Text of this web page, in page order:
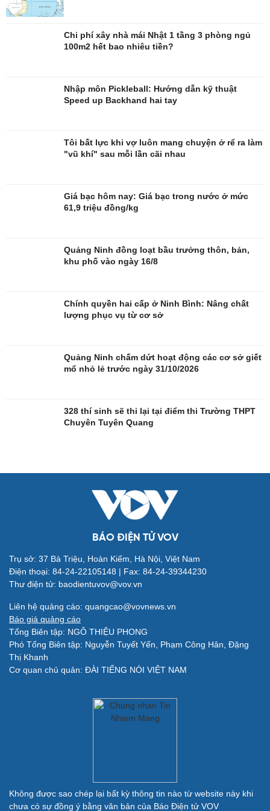
Tình yêu - Gia đình
Văn học
Du lịch
Quân sự - Quốc phòng
Vũ khí
Chi phí xây nhà mái Nhật 1 tầng 3 phòng ngủ
100m2 hết bao nhiêu tiền?
Nhập môn Pickleball: Hướng dẫn kỹ thuật
Speed up Backhand hai tay
Tôi bất lực khi vợ luôn mang chuyện ở rể ra làm
"vũ khí" sau mỗi lần cãi nhau
Giá bạc hôm nay: Giá bạc trong nước ở mức
61,9 triệu đồng/kg
Quảng Ninh đồng loạt bầu trưởng thôn, bản,
khu phố vào ngày 16/8
Chính quyền hai cấp ở Ninh Bình: Nâng chất
lượng phục vụ từ cơ sở
Quảng Ninh chấm dứt hoạt động các cơ sở giết
mổ nhỏ lẻ trước ngày 31/10/2026
328 thí sinh sẽ thi lại tại điểm thi Trường THPT
Chuyên Tuyên Quang
BÁO ĐIỆN TỬ VOV
Trụ sở: 37 Bà Triệu, Hoàn Kiếm, Hà Nội, Việt Nam
Điện thoại: 84-24-22105148 | Fax: 84-24-39344230
Thư điện tử: baodientuvov@vov.vn
Liên hệ quảng cáo: quangcao@vovnews.vn
Báo giá quảng cáo
Tổng Biên tập: NGÔ THIỆU PHONG
Phó Tổng Biên tập: Nguyễn Tuyết Yến, Phạm Công Hân, Đặng
Thị Khanh
Cơ quan chủ quản: ĐÀI TIẾNG NÓI VIỆT NAM
Không được sao chép lại bất kỳ thông tin nào từ website này khi
chưa có sự đồng ý bằng văn bản của Báo Điện tử VOV